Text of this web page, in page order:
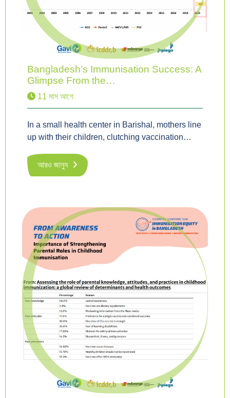
Bangladesh’s Immunisation Success: A
Glimpse From the…
11 মাস আগে
In a small health center in Barishal, mothers line
up with their children, clutching vaccination…
আরও জানুন